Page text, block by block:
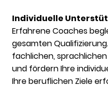
Individuelle
Erfahrene Coaches
gesamten
fachlichen,
und fördern Ihre
Ihre beruflichen Ziele